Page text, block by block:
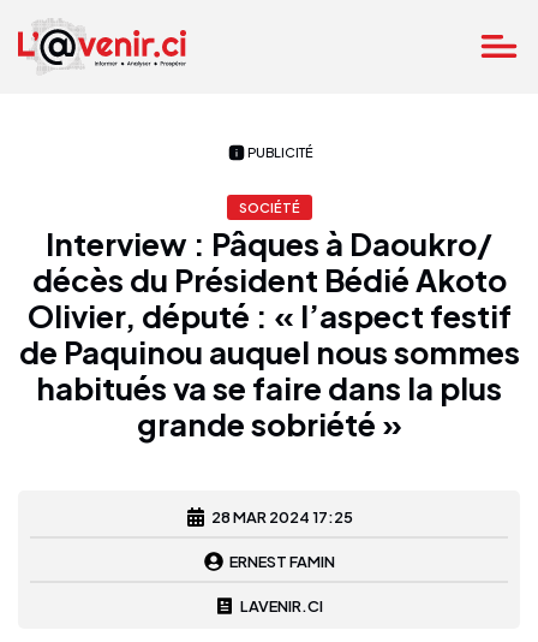
PUBLICITÉ
SOCIÉTÉ
Interview : Pâques à Daoukro/
décès du Président Bédié Akoto
Olivier, député : « l’aspect festif
de Paquinou auquel nous sommes
habitués va se faire dans la plus
grande sobriété »
28 MAR 2024 17:25
ERNEST FAMIN
LAVENIR.CI